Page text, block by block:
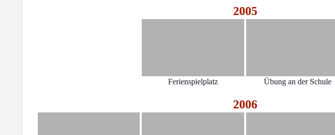
2005
Ferienspielplatz Übung an der Schule
2006